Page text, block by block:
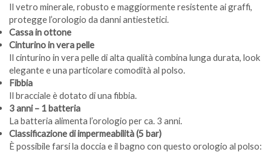
Il vetro minerale, robusto e maggiormente resistente ai graffi,
protegge l’orologio da danni antiestetici.
Cassa in ottone
Cinturino in vera pelle
Il cinturino in vera pelle di alta qualità combina lunga durata, look
elegante e una particolare comodità al polso.
Fibbia
Il bracciale è dotato di una fibbia.
3 anni – 1 batteria
La batteria alimenta l’orologio per ca. 3 anni.
Classificazione di impermeabilità (5 bar)
È possibile farsi la doccia e il bagno con questo orologio al polso: